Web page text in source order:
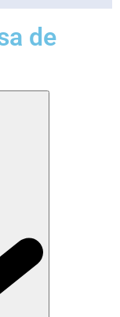
de